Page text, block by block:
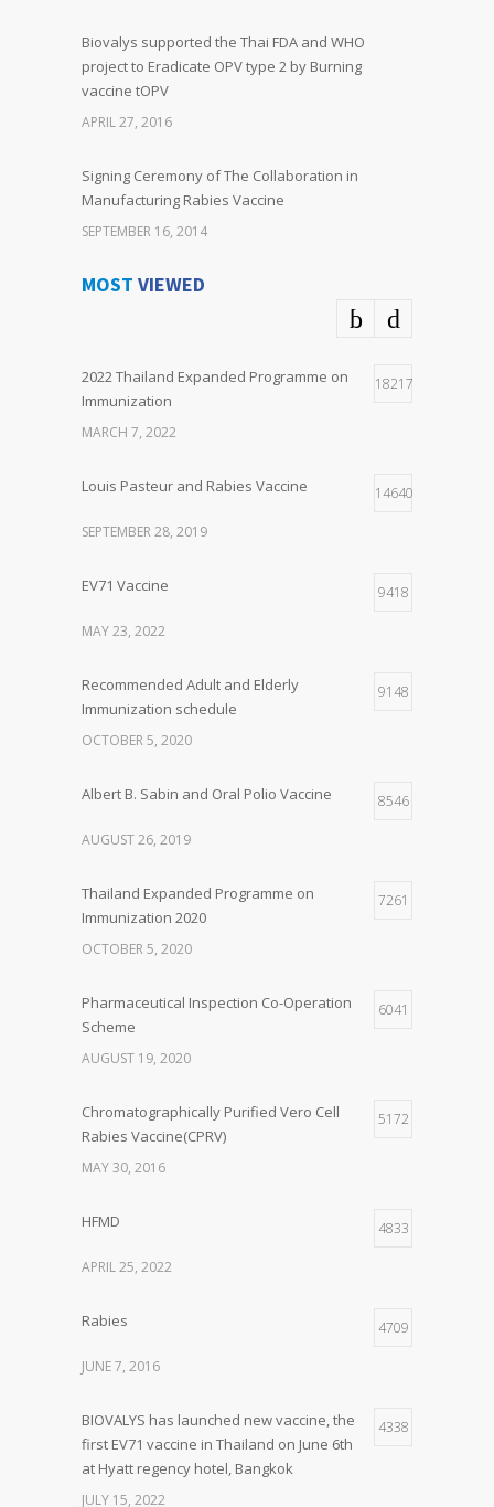
Biovalys supported the Thai FDA and WHO
project to Eradicate OPV type 2 by Burning
vaccine tOPV
APRIL 27, 2016
Signing Ceremony of The Collaboration in
Manufacturing Rabies Vaccine
SEPTEMBER 16, 2014
MOST VIEWED
2022 Thailand Expanded Programme on
Immunization
18217
MARCH 7, 2022
Louis Pasteur and Rabies Vaccine 14640
SEPTEMBER 28, 2019
EV71 Vaccine 9418
MAY 23, 2022
Recommended Adult and Elderly
Immunization schedule
9148
OCTOBER 5, 2020
Albert B. Sabin and Oral Polio Vaccine 8546
AUGUST 26, 2019
Thailand Expanded Programme on
Immunization 2020
7261
OCTOBER 5, 2020
Pharmaceutical Inspection Co-Operation
Scheme
6041
AUGUST 19, 2020
Chromatographically Purified Vero Cell
Rabies Vaccine(CPRV)
5172
MAY 30, 2016
HFMD 4833
APRIL 25, 2022
Rabies 4709
JUNE 7, 2016
BIOVALYS has launched new vaccine, the
first EV71 vaccine in Thailand on June 6th
at Hyatt regency hotel, Bangkok
4338
JULY 15, 2022